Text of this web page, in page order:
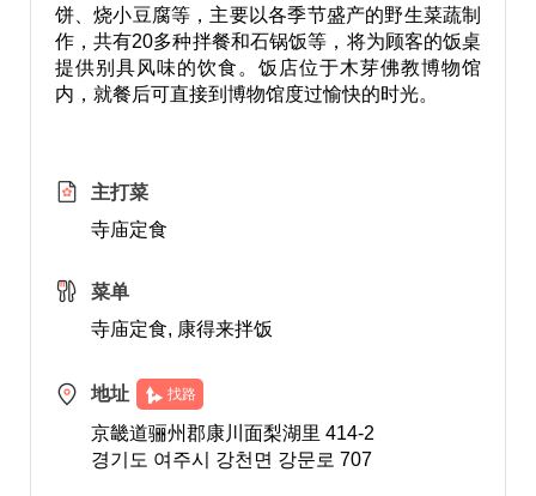
饼、烧小豆腐等，主要以各季节盛产的野生菜蔬制
作，共有20多种拌餐和石锅饭等，将为顾客的饭桌
提供别具风味的饮食。饭店位于木芽佛教博物馆
内，就餐后可直接到博物馆度过愉快的时光。
主打菜
寺庙定食
菜单
寺庙定食, 康得来拌饭
地址 找路
京畿道骊州郡康川面梨湖里 414-2
경기도 여주시 강천면 강문로 707